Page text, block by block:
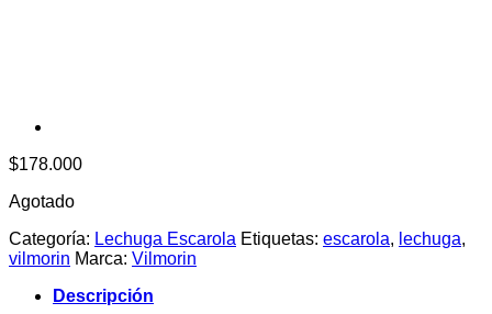
$178.000
Agotado
Categoría: Lechuga Escarola Etiquetas: escarola, lechuga,
vilmorin Marca: Vilmorin
Descripción